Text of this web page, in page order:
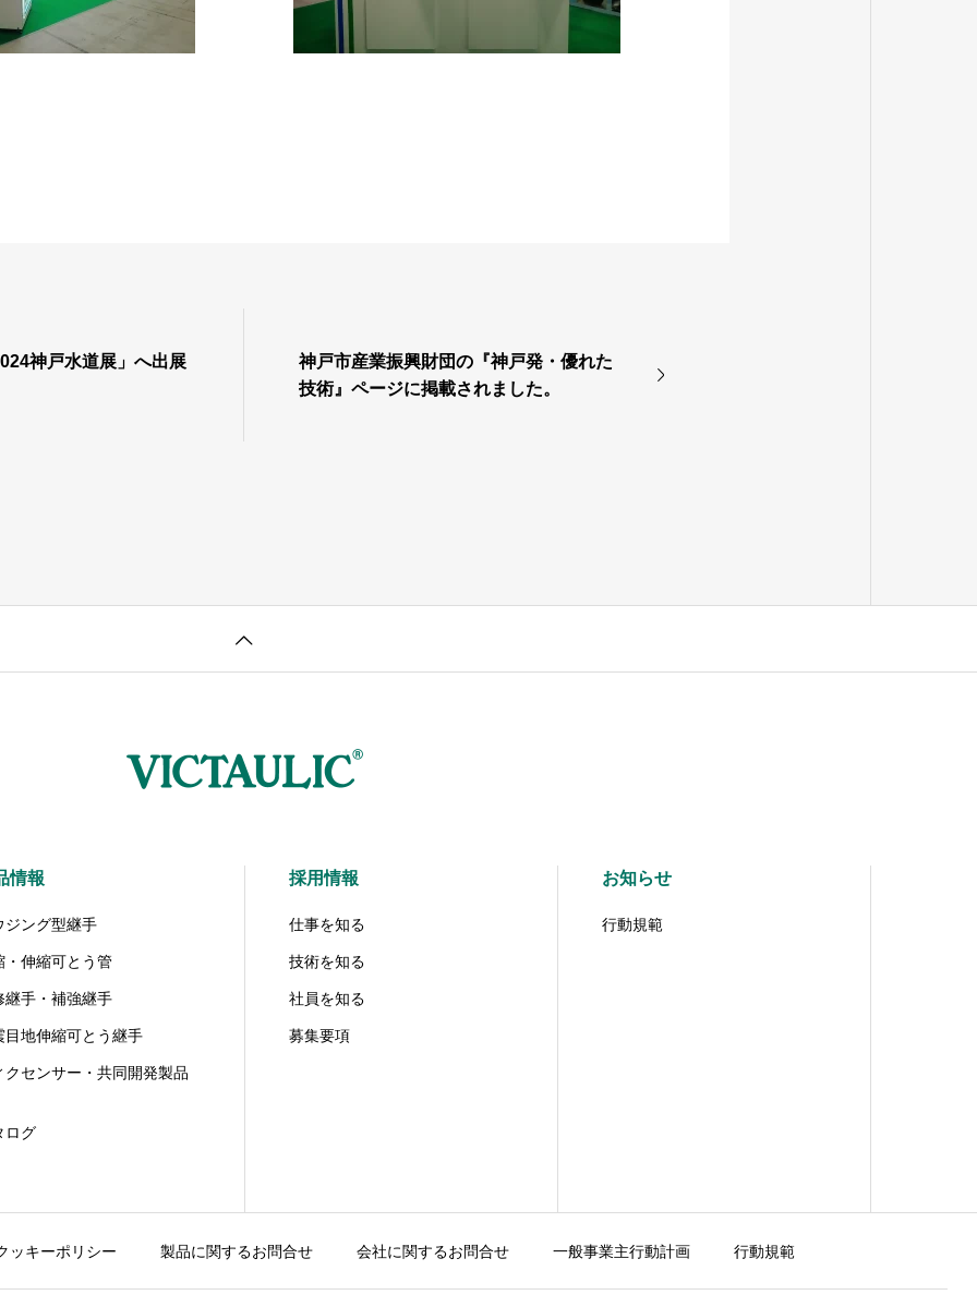
神戸水道展」へ出展
神戸市産業振興財団の『神戸発・優れた
技術』ページに掲載されました。
情報
ジング型継手
・伸縮可とう管
継手・補強継手
目地伸縮可とう継手
クセンサー・共同開発製品
ログ
採用情報
仕事を知る
技術を知る
社員を知る
募集要項
お知らせ
行動規範
ッキーポリシー 製品に関するお問合せ 会社に関するお問合せ 一般事業主行動計画 行動規範